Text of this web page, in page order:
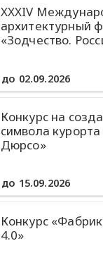
XXXIV
архитектурный
«Зодчество.
до 02.09.2026
Конкурс на
символа
Дюрсо»
до 15.09.2026
Конкурс
4.0»